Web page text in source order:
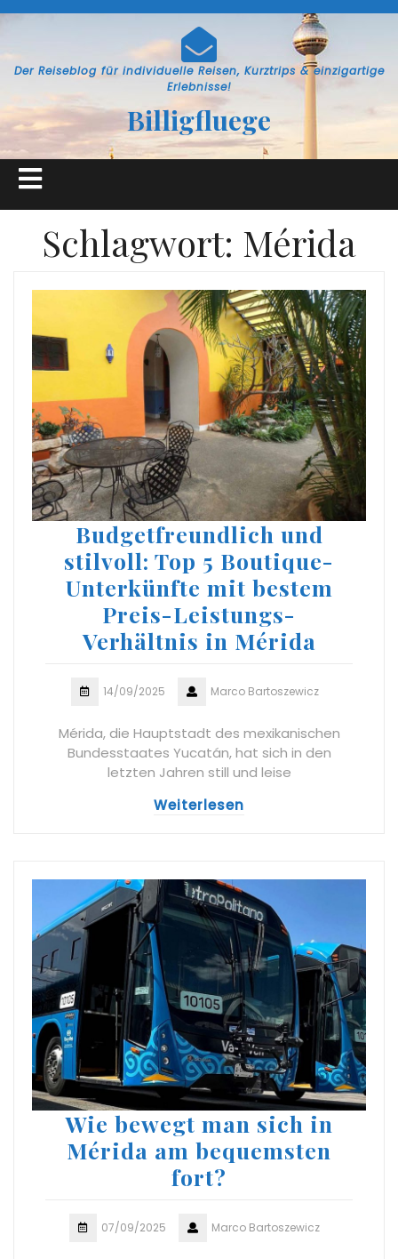
Der Reiseblog für individuelle Reisen, Kurztrips & einzigartige
Erlebnisse!
Billigfluege
Open
Button
Schlagwort: Mérida
Budgetfreundlich und
stilvoll: Top 5 Boutique-
Unterkünfte mit bestem
Preis-Leistungs-
Verhältnis in Mérida
14/09/2025 Marco Bartoszewicz
Mérida, die Hauptstadt des mexikanischen
Bundesstaates Yucatán, hat sich in den
letzten Jahren still und leise
Weiterlesen
Wie bewegt man sich in
Mérida am bequemsten
fort?
07/09/2025 Marco Bartoszewicz